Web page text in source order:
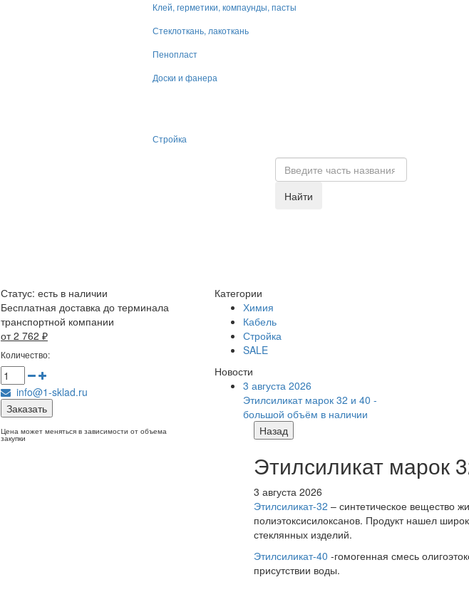
Клей, герметики, компаунды, пасты
Стеклоткань, лакоткань
Пенопласт
Доски и фанера
Стройка
Найти
Статус: есть в наличии
Бесплатная доставка до терминала
транспортной компании
от 2 762 ₽
Количество:
info@1-sklad.ru
Заказать
Цена может меняться в зависимости от объема
закупки
Категории
Химия
Кабель
Стройка
SALE
Новости
3 августа 2026
Этилсиликат марок 32 и 40 -
большой объём в наличии
Назад
Этилсиликат марок
3 августа 2026
Этилсиликат-32 – синтетическое вещество
полиэтоксисилоксанов. Продукт нашел
стеклянных изделий.
Этилсиликат-40 -гомогенная смесь
присутствии воды.